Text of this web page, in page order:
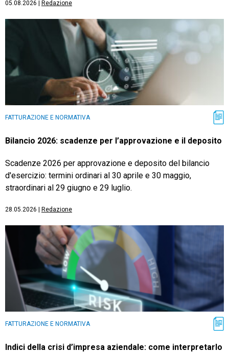
05.08.2026 Redazione
FATTURAZIONE E NORMATIVA
Bilancio 2026: scadenze per l’approvazione e il deposito
Scadenze 2026 per approvazione e deposito del bilancio
d'esercizio: termini ordinari al 30 aprile e 30 maggio,
straordinari al 29 giugno e 29 luglio.
28.05.2026 Redazione
FATTURAZIONE E NORMATIVA
Indici della crisi d’impresa aziendale: come interpretarlo